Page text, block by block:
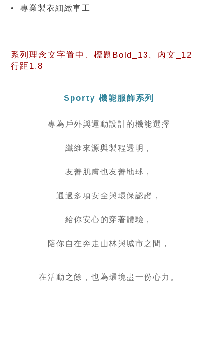
•  專業製衣細緻車工
系列理念文字置中、標題Bold_13、內文_12
行距1.8
Sporty 機能服飾系列
專為戶外與運動設計的機能選擇
纖維來源與製程透明，
友善肌膚也友善地球，
通過多項安全與環保認證，
給你安心的穿著體驗，
陪你自在奔走山林與城市之間，
在活動之餘，也為環境盡一份心力。